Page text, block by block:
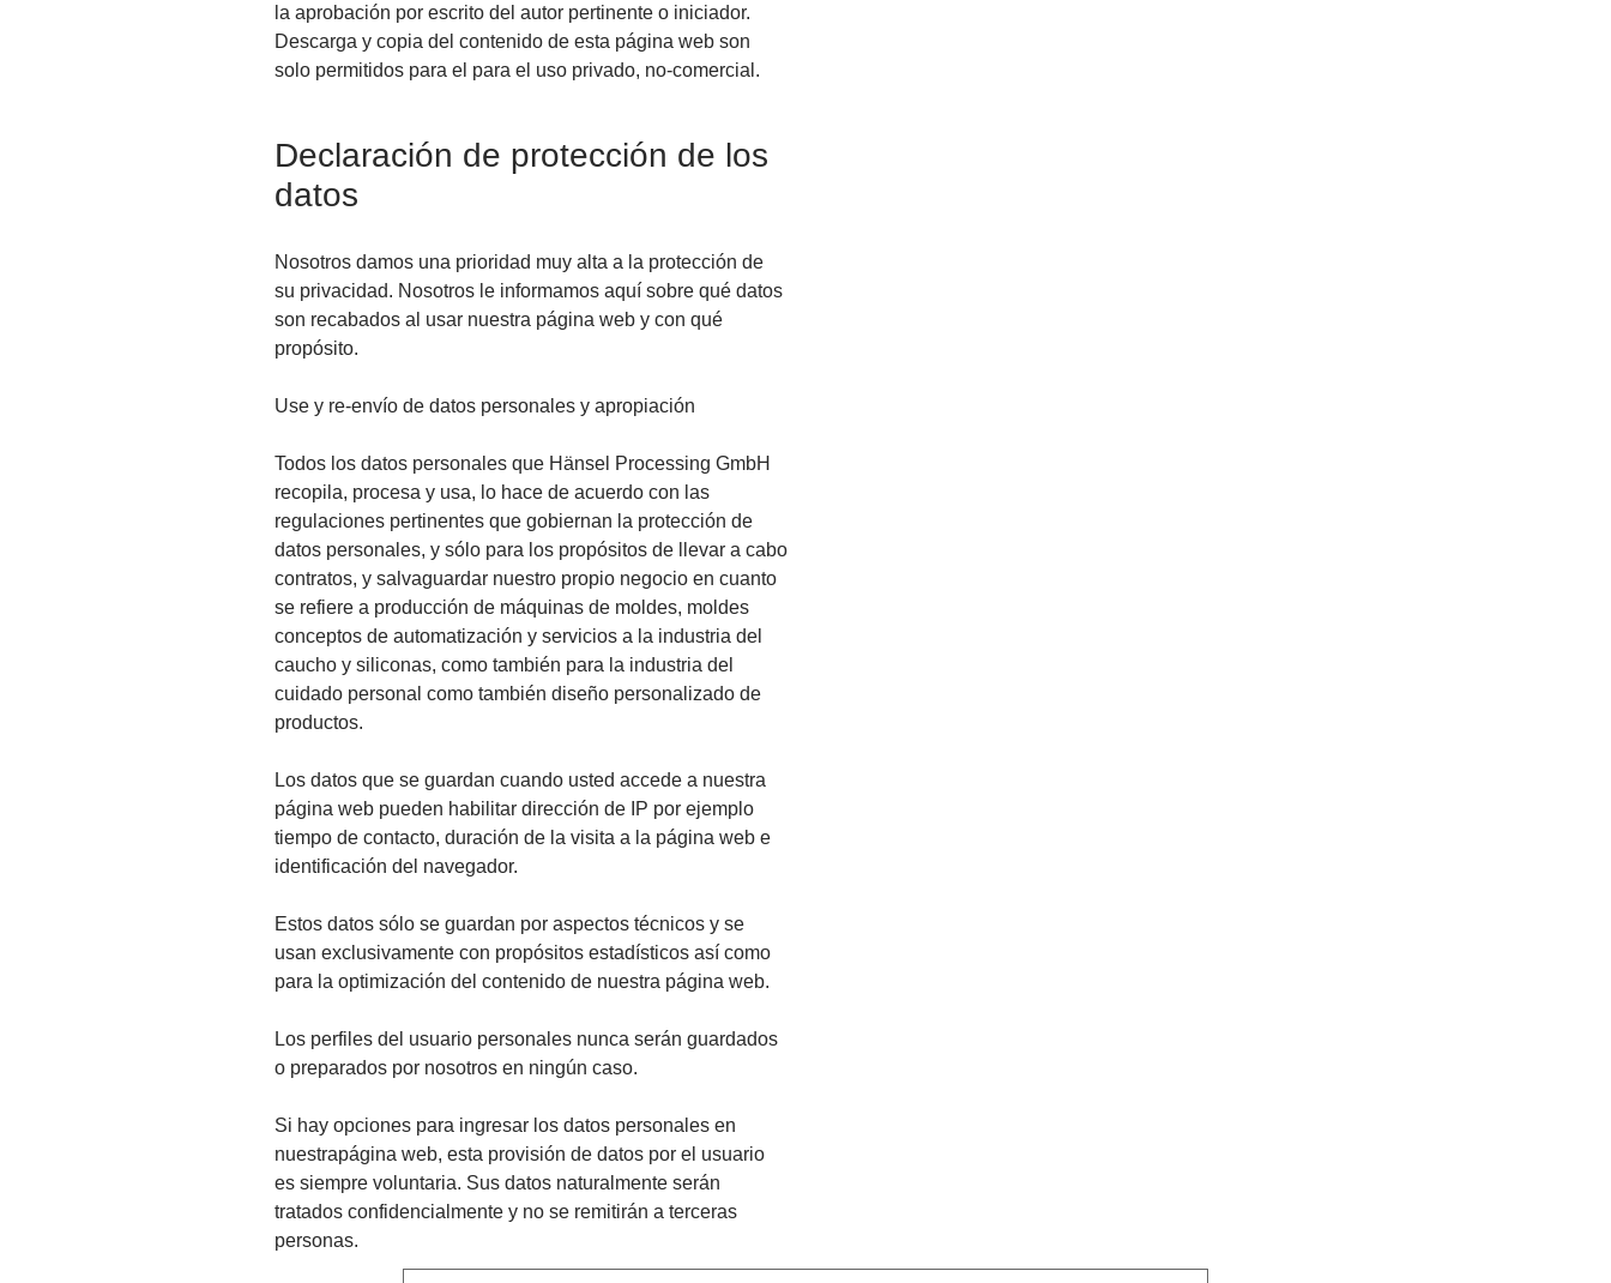
la aprobación por escrito del autor pertinente o iniciador.
Descarga y copia del contenido de esta página web son
solo permitidos para el para el uso privado, no-comercial.
Declaración de protección de los
datos
Nosotros damos una prioridad muy alta a la protección de
su privacidad. Nosotros le informamos aquí sobre qué datos
son recabados al usar nuestra página web y con qué
propósito.
Use y re-envío de datos personales y apropiación
Todos los datos personales que Hänsel Processing GmbH
recopila, procesa y usa, lo hace de acuerdo con las
regulaciones pertinentes que gobiernan la protección de
datos personales, y sólo para los propósitos de llevar a cabo
contratos, y salvaguardar nuestro propio negocio en cuanto
se refiere a producción de máquinas de moldes, moldes
conceptos de automatización y servicios a la industria del
caucho y siliconas, como también para la industria del
cuidado personal como también diseño personalizado de
productos.
Los datos que se guardan cuando usted accede a nuestra
página web pueden habilitar dirección de IP por ejemplo
tiempo de contacto, duración de la visita a la página web e
identificación del navegador.
Estos datos sólo se guardan por aspectos técnicos y se
usan exclusivamente con propósitos estadísticos así como
para la optimización del contenido de nuestra página web.
Los perfiles del usuario personales nunca serán guardados
o preparados por nosotros en ningún caso.
Si hay opciones para ingresar los datos personales en
nuestrapágina web, esta provisión de datos por el usuario
es siempre voluntaria. Sus datos naturalmente serán
tratados confidencialmente y no se remitirán a terceras
personas.